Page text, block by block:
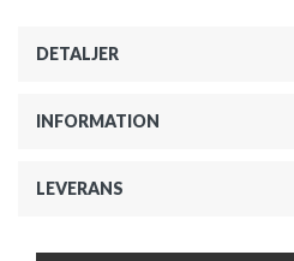
DETALJER
INFORMATION
LEVERANS